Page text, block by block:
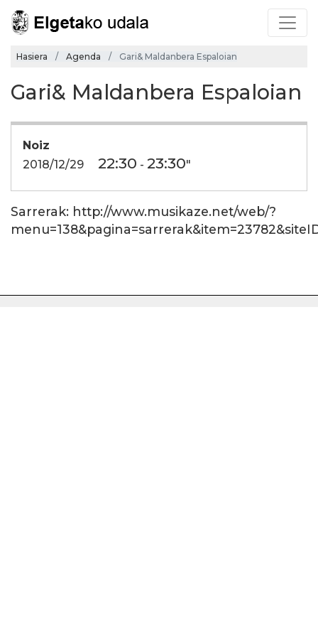
Hasiera Agenda Gari& Maldanbera Espaloian
Gari& Maldanbera Espaloian
Noiz
2018/12/29
22:30 - 23:30"
Sarrerak: http://www.musikaze.net/web/?